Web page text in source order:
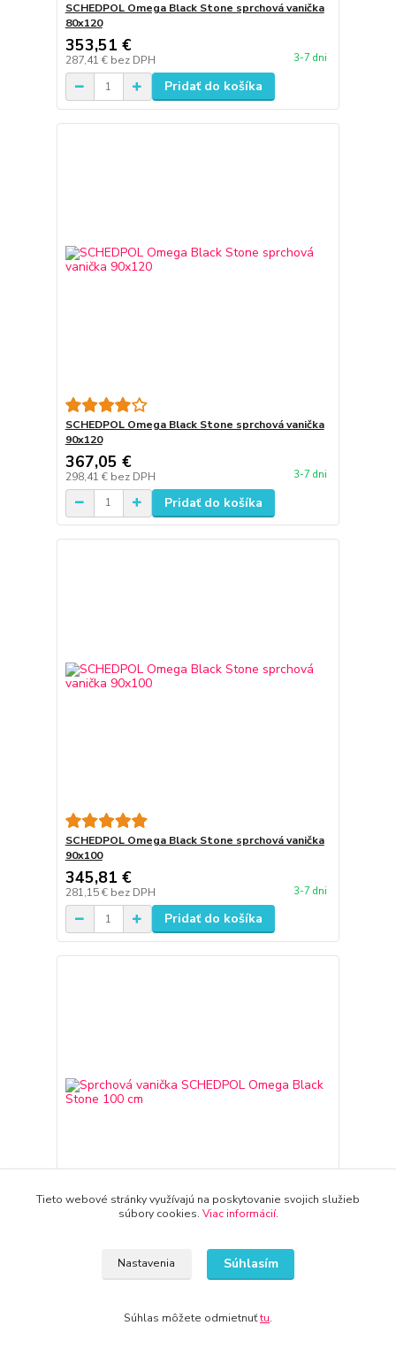
SCHEDPOL Omega Black Stone sprchová vanička
80x120
353,51 €
287,41 € bez DPH 3-7 dni
Pridať do košíka
SCHEDPOL Omega Black Stone sprchová vanička
90x120
367,05 €
298,41 € bez DPH 3-7 dni
Pridať do košíka
SCHEDPOL Omega Black Stone sprchová vanička
90x100
345,81 €
281,15 € bez DPH 3-7 dni
Pridať do košíka
Sprchová vanička SCHEDPOL Omega Black Stone
Tieto webové stránky využívajú na poskytovanie svojich služieb
súbory cookies. Viac informácií.
Nastavenia Súhlasím
Súhlas môžete odmietnuťtu.